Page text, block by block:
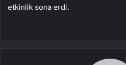
etkinlik sona erdi.